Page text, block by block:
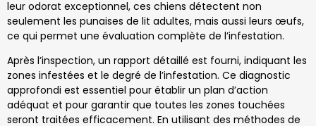
leur odorat exceptionnel, ces chiens détectent non
seulement les punaises de lit adultes, mais aussi leurs œufs,
ce qui permet une évaluation complète de l’infestation.
Après l’inspection, un rapport détaillé est fourni, indiquant les
zones infestées et le degré de l’infestation. Ce diagnostic
approfondi est essentiel pour établir un plan d’action
adéquat et pour garantir que toutes les zones touchées
seront traitées efficacement. En utilisant des méthodes de